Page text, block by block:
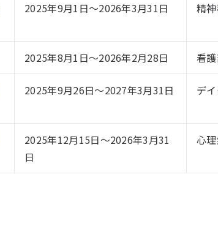
2025年9月1日～2026年3月31日 精
2025年8月1日～2026年2月28日 看
2025年9月26日～2027年3月31日 デ
2025年12月15日～2026年3月31
日
心